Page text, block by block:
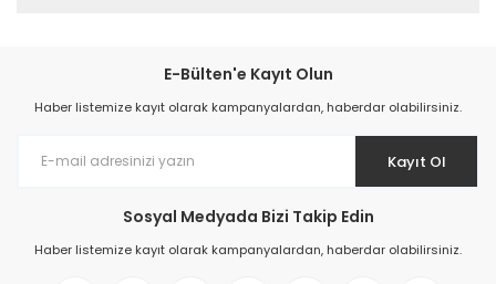
E-Bülten'e Kayıt Olun
Haber listemize kayıt olarak kampanyalardan, haberdar olabilirsiniz.
Kayıt Ol
Sosyal Medyada Bizi Takip Edin
Haber listemize kayıt olarak kampanyalardan, haberdar olabilirsiniz.